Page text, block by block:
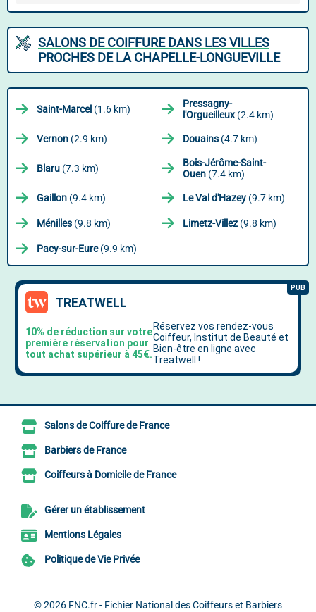
SALONS DE COIFFURE DANS LES VILLES
PROCHES DE LA CHAPELLE-LONGUEVILLE
Saint-Marcel (1.6 km)
Pressagny-
l'Orgueilleux(2.4 km)
Vernon (2.9 km) Douains (4.7 km)
Blaru (7.3 km)
Bois-Jérôme-Saint-
Ouen (7.4 km)
Gaillon (9.4 km) Le Val d'Hazey (9.7 km)
Ménilles (9.8 km) Limetz-Villez (9.8 km)
Pacy-sur-Eure(9.9 km)
Salons de Coiffure de France
Barbiers de France
Coiffeurs à Domicile de France
Gérer un établissement
Mentions Légales
Politique de Vie Privée
© 2026 FNC.fr - Fichier National des Coiffeurs et Barbiers